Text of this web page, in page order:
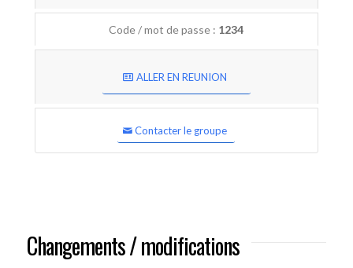
Code / mot de passe : 1234
ALLER EN REUNION
Contacter le groupe
Changements / modifications